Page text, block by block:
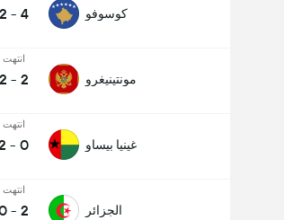
كوسوفو 4
-
2
مونتينيغرو
انتهت
2
-
2
غينيا بيساو
انتهت
0
-
الجزائر
انتهت
2
-